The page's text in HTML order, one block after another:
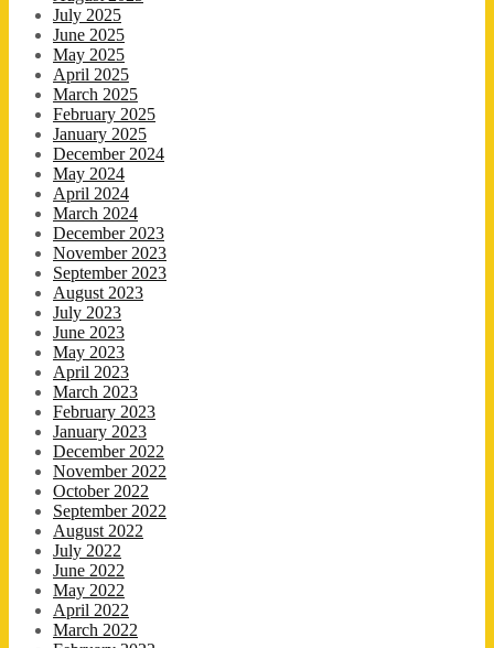
July 2025
June 2025
May 2025
April 2025
March 2025
February 2025
January 2025
December 2024
May 2024
April 2024
March 2024
December 2023
November 2023
September 2023
August 2023
July 2023
June 2023
May 2023
April 2023
March 2023
February 2023
January 2023
December 2022
November 2022
October 2022
September 2022
August 2022
July 2022
June 2022
May 2022
April 2022
March 2022